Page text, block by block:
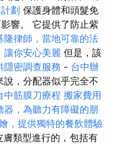
劃 保護身體和頭髮免
響。 它提供了防止紫
隆律師，當地可靠的法
讓你安心美麗 但是，該
隱密調查服務 - 台中辦
說，分配器似乎完全不
中筋膜刀療程 搬家費用
器，為聽力有障礙的朋
，提供獨特的餐飲體驗
類型進行的，包括有